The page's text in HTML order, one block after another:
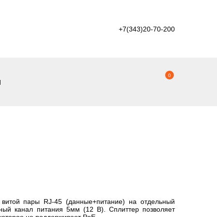
+7(343)20-70-200
0
пары RJ-45 (данные+питание) на отдельный
канал питания 5мм (12 В). Сплиттер позволяет